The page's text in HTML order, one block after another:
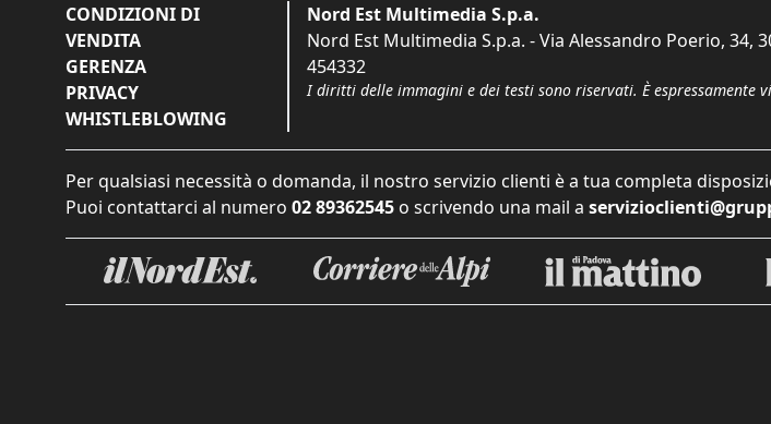
CONDIZIONI DI
VENDITA
GERENZA
PRIVACY
WHISTLEBLOWING
Nord Est Multimedia S.p.a.
Nord Est Multimedia S.p.a. - Via Alessandro Poerio, 34,
454332
I diritti delle immagini e dei testi sono riservati. È espressamente
Per qualsiasi necessità o domanda, il nostro servizio clienti è a tua completa
Puoi contattarci al numero 02 89362545 o scrivendo una mail a